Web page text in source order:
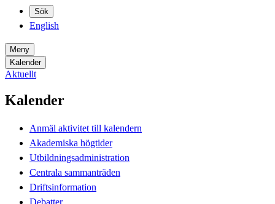
Sök
English
Meny
Kalender
Aktuellt
Kalender
Anmäl aktivitet till kalendern
Akademiska högtider
Utbildningsadministration
Centrala sammanträden
Driftsinformation
Debatter